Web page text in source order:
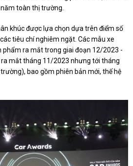
toàn thị trường.
khúc được lựa chọn dựa trên điểm số
tiêu chí nghiêm ngặt. Các mẫu xe
phẩm ra mắt trong giai đoạn 12/2023 -
mắt tháng 11/2023 nhưng tới tháng
bao gồm phiên bản mới, thế hệ